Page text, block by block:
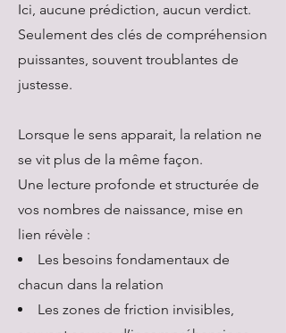
Ici, aucune prédiction, aucun verdict.
Seulement des clés de compréhension
puissantes, souvent troublantes de
justesse.
Lorsque le sens apparait, la relation ne
se vit plus de la même façon.
Une lecture profonde et structurée de
vos nombres de naissance, mise en
lien révèle :
Les besoins fondamentaux de
chacun dans la relation
Les zones de friction invisibles,